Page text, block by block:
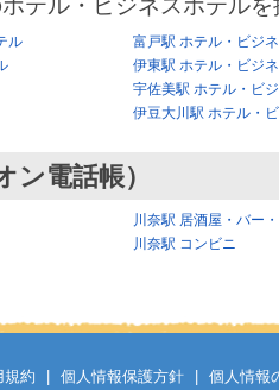
テル・ビジネスホテル
ル
富戸駅 ホテル・ビジ
伊東駅 ホテル・ビジ
宇佐美駅 ホテル・ビ
伊豆大川駅 ホテル・
ン電話帳）
川奈駅 居酒屋・バー
川奈駅 コンビニ
規約 個人情報保護方針
個人情報